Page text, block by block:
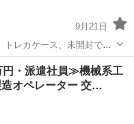
9月21日
レカケース、未開封です
望✨
ーム SEVENTEEN
・派遣社員≫機械系工
オペレーター 交…